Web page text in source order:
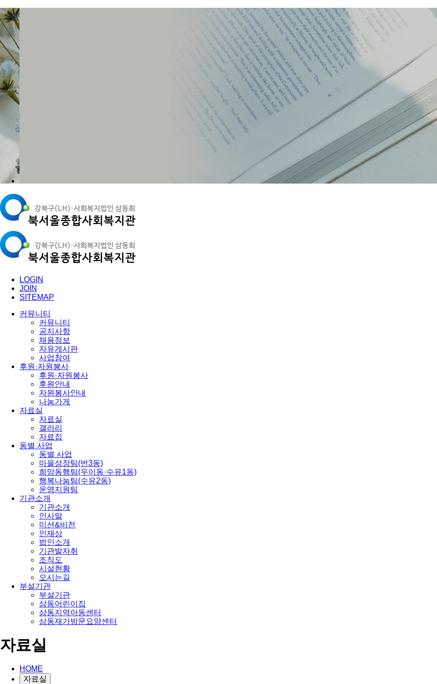
LOGIN
JOIN
SITEMAP
커뮤니티
커뮤니티
공지사항
채용정보
자유게시판
사업참여
후원·자원봉사
후원·자원봉사
후원안내
자원봉사안내
나눔가게
자료실
자료실
갤러리
자료집
동별 사업
동별 사업
마을성장팀(번3동)
희망동행팀(우이동·수유1동)
행복나눔팀(수유2동)
운영지원팀
기관소개
기관소개
인사말
미션&비전
인재상
법인소개
기관발자취
조직도
시설현황
오시는길
부설기관
부설기관
삼동어린이집
삼동지역아동센터
삼동재가방문요양센터
자료실
HOME
자료실